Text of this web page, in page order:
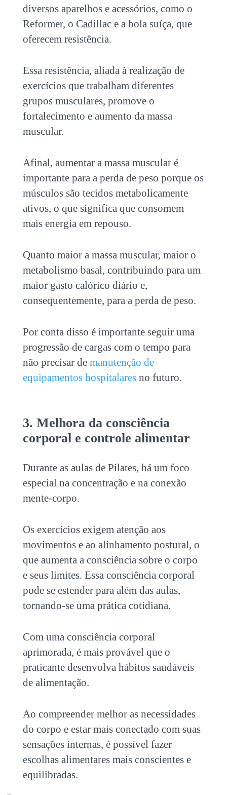
diversos aparelhos e acessórios, como o
Reformer, o Cadillac e a bola suíça, que
oferecem resistência.
Essa resistência, aliada à realização de
exercícios que trabalham diferentes
grupos musculares, promove o
fortalecimento e aumento da massa
muscular.
Afinal, aumentar a massa muscular é
importante para a perda de peso porque os
músculos são tecidos metabolicamente
ativos, o que significa que consomem
mais energia em repouso.
Quanto maior a massa muscular, maior o
metabolismo basal, contribuindo para um
maior gasto calórico diário e,
consequentemente, para a perda de peso.
Por conta disso é importante seguir uma
progressão de cargas com o tempo para
não precisar de manutenção de
equipamentos hospitalaresno futuro.
3. Melhora da consciência
corporal e controle alimentar
Durante as aulas de Pilates, há um foco
especial na concentração e na conexão
mente-corpo.
Os exercícios exigem atenção aos
movimentos e ao alinhamento postural, o
que aumenta a consciência sobre o corpo
e seus limites. Essa consciência corporal
pode se estender para além das aulas,
tornando-se uma prática cotidiana.
Com uma consciência corporal
aprimorada, é mais provável que o
praticante desenvolva hábitos saudáveis
de alimentação.
Ao compreender melhor as necessidades
do corpo e estar mais conectado com suas
sensações internas, é possível fazer
escolhas alimentares mais conscientes e
equilibradas.